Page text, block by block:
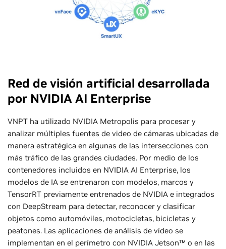
Red de visión artificial desarrollada
por NVIDIA AI Enterprise
VNPT ha utilizado NVIDIA Metropolis para procesar y
analizar múltiples fuentes de video de cámaras ubicadas de
manera estratégica en algunas de las intersecciones con
más tráfico de las grandes ciudades. Por medio de los
contenedores incluidos en NVIDIA AI Enterprise, los
modelos de IA se entrenaron con modelos, marcos y
TensorRT previamente entrenados de NVIDIA e integrados
con DeepStream para detectar, reconocer y clasificar
objetos como automóviles, motocicletas, bicicletas y
peatones. Las aplicaciones de análisis de vídeo se
implementan en el perímetro con NVIDIA Jetson™ o en las